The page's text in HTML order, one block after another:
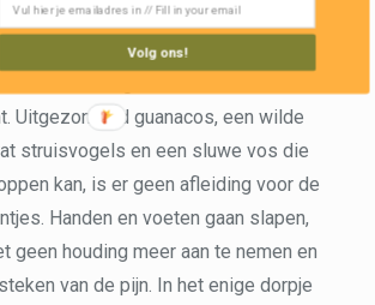
gehoopte rugwinden blijven uit en
in tegenwind. Op de kaarsrechte
Uitgezonderd guanacos, een wilde
struisvogels en een sluwe vos die
kan, is er geen afleiding voor de
Handen en voeten gaan slapen,
geen houding meer aan te nemen en
van de pijn. In het enige dorpje
Volg ons!